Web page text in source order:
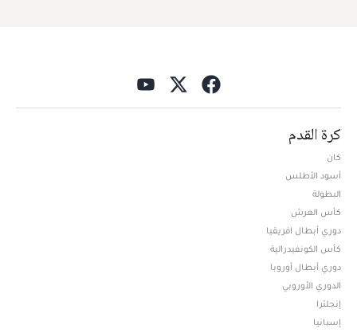
كرة القدم
كان
أسود الأطلس
البطولة
كأس العرش
دوري أبطال افريقيا
كأس الكونفيدرالية
دوري أبطال أوروبا
الدوري الأوروبي
إنجلترا
إسبانيا